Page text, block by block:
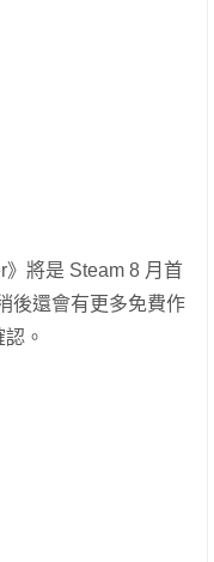
將是 Steam 8 月首
後還會有更多免費作
。